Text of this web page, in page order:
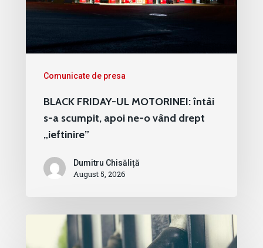
Comunicate de presa
BLACK FRIDAY-UL MOTORINEI: întâi
s-a scumpit, apoi ne-o vând drept
„ieftinire”
Dumitru Chisăliță
August 5, 2026